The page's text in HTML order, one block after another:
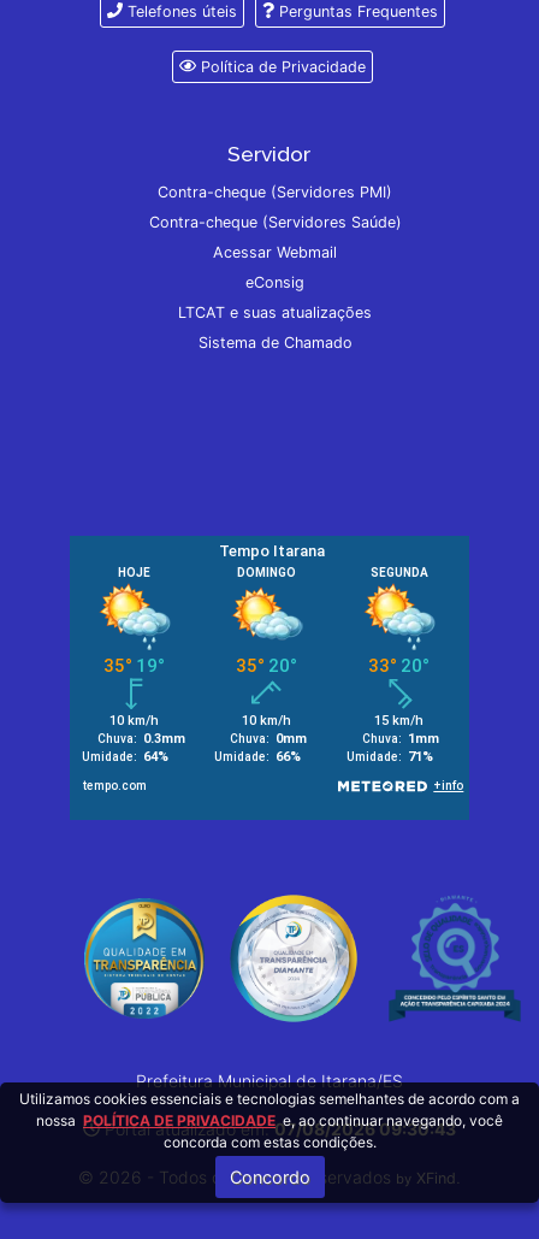
Telefones úteis Perguntas Frequentes
Política de Privacidade
Servidor
Contra-cheque (Servidores PMI)
Contra-cheque (Servidores Saúde)
Acessar Webmail
eConsig
LTCAT e suas atualizações
Sistema de Chamado
Prefeitura Municipal de Itarana/ES
Portal atualizado em:07/08/2026 09:30:43
© 2026 - Todos os Direitos Reservados by XFind
Utilizamos cookies essenciais e tecnologias semelhantes de acordo com a
nossa POLÍTICA DE PRIVACIDADEe, ao continuar navegando, você
concorda com estas condições.
Concordo